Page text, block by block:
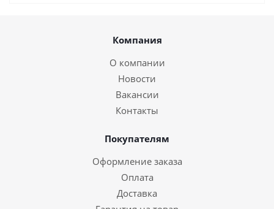
Компания
О компании
Новости
Вакансии
Контакты
Покупателям
Оформление заказа
Оплата
Доставка